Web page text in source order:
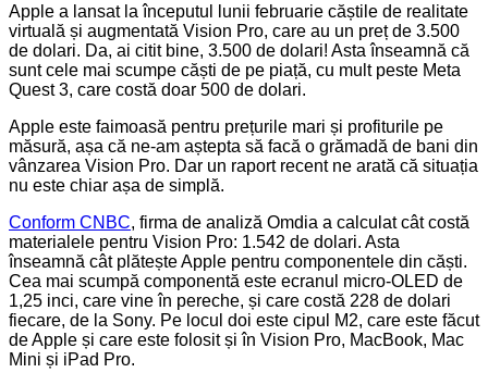
Apple a lansat la începutul lunii februarie căștile de realitate
virtuală și augmentată Vision Pro, care au un preț de 3.500
de dolari. Da, ai citit bine, 3.500 de dolari! Asta înseamnă că
sunt cele mai scumpe căști de pe piață, cu mult peste Meta
Quest 3, care costă doar 500 de dolari.
Apple este faimoasă pentru prețurile mari și profiturile pe
măsură, așa că ne-am aștepta să facă o grămadă de bani din
vânzarea Vision Pro. Dar un raport recent ne arată că situația
nu este chiar așa de simplă.
Conform CNBC, firma de analiză Omdia a calculat cât costă
materialele pentru Vision Pro: 1.542 de dolari. Asta
înseamnă cât plătește Apple pentru componentele din căști.
Cea mai scumpă componentă este ecranul micro-OLED de
1,25 inci, care vine în pereche, și care costă 228 de dolari
fiecare, de la Sony. Pe locul doi este cipul M2, care este făcut
de Apple și care este folosit și în Vision Pro, MacBook, Mac
Mini și iPad Pro.